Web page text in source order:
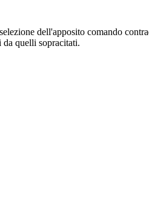
dell'apposito comando
quelli sopracitati.